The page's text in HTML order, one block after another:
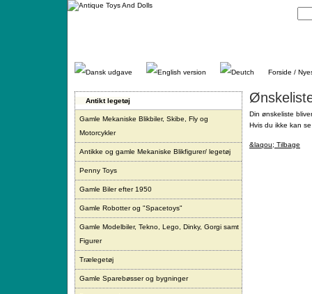
Gå
Forside /
Antikt legetøj
Gamle Mekaniske Blikbiler, Skibe, Fly og
Motorcykler
Antikke og gamle Mekaniske Blikfigurer/ legetøj
Penny Toys
Gamle Biler efter 1950
Gamle Robotter og "Spacetoys"
Gamle Modelbiler, Tekno, Lego, Dinky, Gorgi samt
Figurer
Trælegetøj
Gamle Sparebøsser og bygninger
Din ønskeliste
Hvis du ikke kan
&laqou; Tilbage